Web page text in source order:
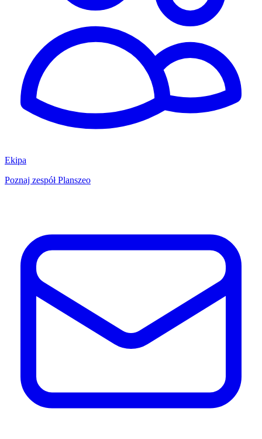
Ekipa
Poznaj zespół Planszeo